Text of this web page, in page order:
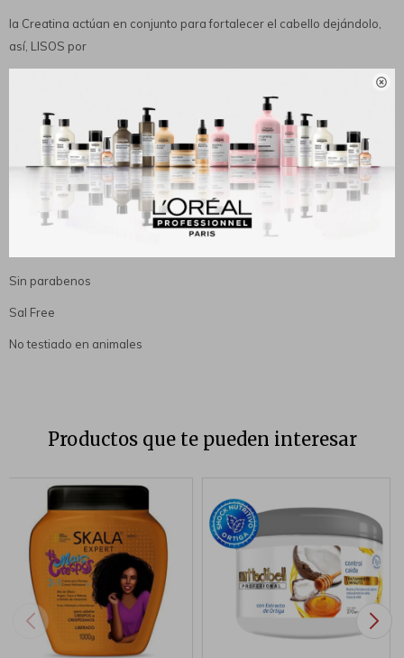

la Creatina actúan en conjunto para fortalecer el cabello dejándolo,
así, LISOS por
Modo de uso
Aplicar sobre los cabellos limpios y húmedos, masajear suavemente
en largos y puntas.
Dejar actuar 5 minutos y enjuagar. Para conseguir un tratamiento de
mayor intensidad
Sin parabenos
Sal Free
No testiado en animales
Productos que te pueden interesar